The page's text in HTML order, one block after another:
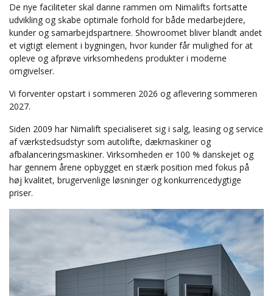
De nye faciliteter skal danne rammen om Nimalifts fortsatte
udvikling og skabe optimale forhold for både medarbejdere,
kunder og samarbejdspartnere. Showroomet bliver blandt andet
et vigtigt element i bygningen, hvor kunder får mulighed for at
opleve og afprøve virksomhedens produkter i moderne
omgivelser.
Vi forventer opstart i sommeren 2026 og aflevering sommeren
2027.
Siden 2009 har Nimalift specialiseret sig i salg, leasing og service
af værkstedsudstyr som autolifte, dækmaskiner og
afbalanceringsmaskiner. Virksomheden er 100 % danskejet og
har gennem årene opbygget en stærk position med fokus på
høj kvalitet, brugervenlige løsninger og konkurrencedygtige
priser.